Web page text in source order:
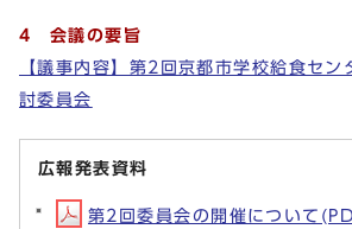
4 会議の要旨
【議事内容】第2回京都市学校給食セン
討委員会
広報発表資料
第2回委員会の開催について